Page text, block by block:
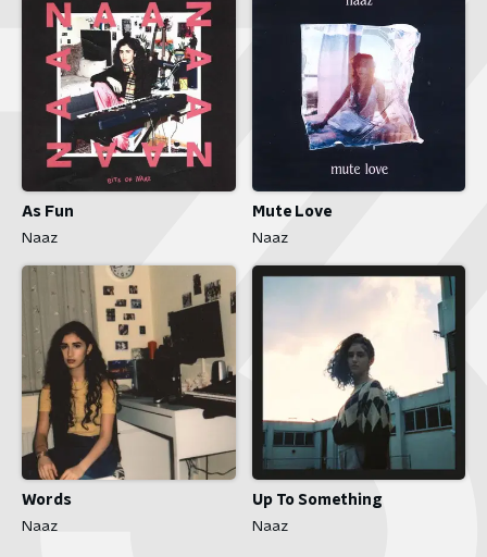
As Fun
Naaz
Mute Love
Naaz
Words
Naaz
Up To Something
Naaz